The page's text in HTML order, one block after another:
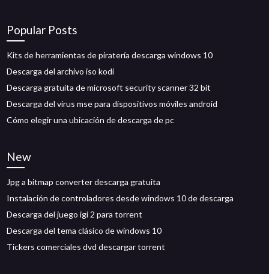
Popular Posts
Kits de herramientas de piratería descarga windows 10
Descarga del archivo iso kodi
Descarga gratuita de microsoft security scanner 32 bit
Descarga del virus mse para dispositivos móviles android
Cómo elegir una ubicación de descarga de pc
New
Jpg a bitmap converter descarga gratuita
Instalación de controladores desde windows 10 de descarga
Descarga del juego igi 2 para torrent
Descarga del tema clásico de windows 10
Tickers comerciales dvd descargar torrent